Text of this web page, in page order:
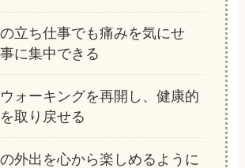
立ち仕事でも痛みを気にせ
に集中できる
ォーキングを再開し、健康的
取り戻せる
外出を心から楽しめるように